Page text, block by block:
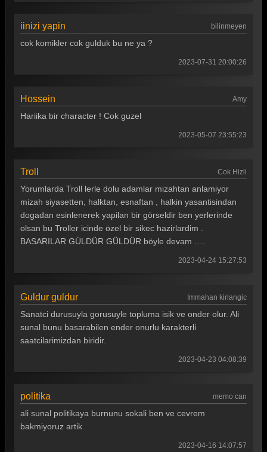
Güldür güldür 215. Bölüm
Güldür güldür 214. Bölüm
Güldür güldür 211. Bölüm
Güldür güldür 207. Bölüm
Güldür güldür 206. Bölüm
Güldür güldür 205. Bölüm
Güldür güldür 202. Bölüm
Güldür güldür 201. Bölüm
Güldür güldür 200. Bölüm
Güldür güldür 197. Bölüm
Güldür güldür 196. Bölüm
iinizi yapin bilinmeyen
cok komikler cok gulduk bu ne ya ?
2023-07-31 20:00:26
Hossein Amy
Hariika bir character ! Cok guzel
2023-05-07 23:55:23
Troll Cok Hizli
Yorumlarda Troll lerle dolu adamlar mizahtan anlamiyor
mizah siyasetten, halktan, esnaftan , halkin yasantisindan
dogadan esinlenerek yapilan bir görseldir ben yerlerinde
olsan bu Troller icinde özel bir sikec hazirlardim .
BASARILAR GÜLDÜR GÜLDÜR böyle devam ….
2023-04-24 15:27:53
Guldur guldur Immahan kirlangic
Sanatci durusuyla gorusuyle topluma isik ve onder olur. Ali
sunal bunu basarabilen ender onurlu karakterli
saatcilarimizdan biridir.
2023-04-23 04:08:39
politika memo can
ali sunal politikaya burnunu sokali ben ve cevrem
bakmiyoruz artik
2023-04-16 14:07:57